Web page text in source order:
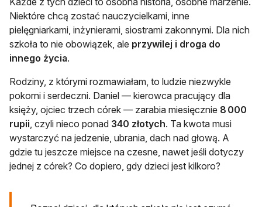
Niektóre chcą zostać nauczycielkami, inne
pielęgniarkami, inżynierami, siostrami zakonnymi. Dla nich
szkoła to nie obowiązek, ale przywilej i droga do
innego życia.
Rodziny, z którymi rozmawiałam, to ludzie niezwykle
pokorni i serdeczni. Daniel — kierowca pracujący dla
księży, ojciec trzech córek — zarabia miesięcznie 8 000
rupii , czyli nieco ponad 340 złotych. Ta kwota musi
wystarczyć na jedzenie, ubrania, dach nad głową. A
gdzie tu jeszcze miejsce na czesne, nawet jeśli dotyczy
jednej z córek? Co dopiero, gdy dzieci jest kilkoro?